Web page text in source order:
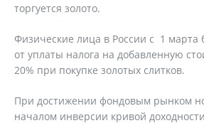
торгуется золото.
Физические лица в России с 1 марта
от уплаты налога на добавленную
20% при покупке золотых слитков.
При достижении фондовым рынком
началом инверсии кривой